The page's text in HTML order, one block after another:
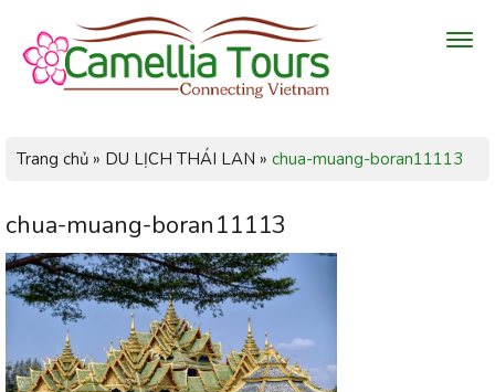
Trang chủ » DU LỊCH THÁI LAN » chua-muang-boran11113
chua-muang-boran11113